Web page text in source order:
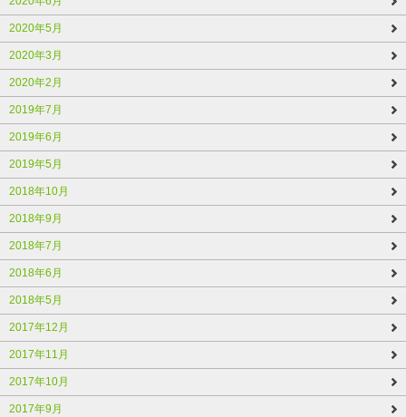
2020年5月
2020年3月
2020年2月
2019年7月
2019年6月
2019年5月
2018年10月
2018年9月
2018年7月
2018年6月
2018年5月
2017年12月
2017年11月
2017年10月
2017年9月